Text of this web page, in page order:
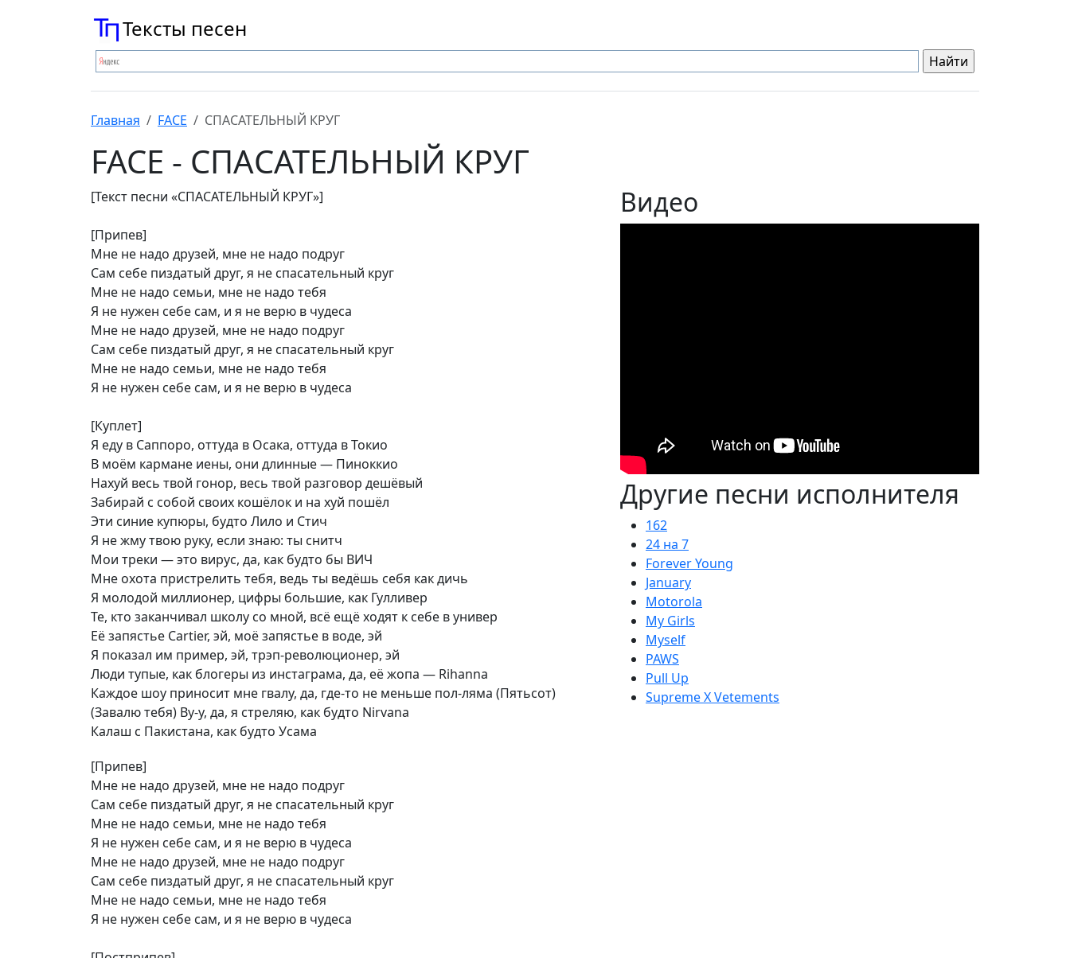
Тексты песен
Главная FACE СПАСАТЕЛЬНЫЙ КРУГ
FACE - СПАСАТЕЛЬНЫЙ КРУГ
[Текст песни «СПАСАТЕЛЬНЫЙ КРУГ»]
[Припев]
Мне не надо друзей, мне не надо подруг
Сам себе пиздатый друг, я не спасательный круг
Мне не надо семьи, мне не надо тебя
Я не нужен себе сам, и я не верю в чудеса
Мне не надо друзей, мне не надо подруг
Сам себе пиздатый друг, я не спасательный круг
Мне не надо семьи, мне не надо тебя
Я не нужен себе сам, и я не верю в чудеса
[Куплет]
Я еду в Саппоро, оттуда в Осака, оттуда в Токио
В моём кармане иены, они длинные — Пиноккио
Нахуй весь твой гонор, весь твой разговор дешёвый
Забирай с собой своих кошёлок и на хуй пошёл
Эти синие купюры, будто Лило и Стич
Я не жму твою руку, если знаю: ты снитч
Мои треки — это вирус, да, как будто бы ВИЧ
Мне охота пристрелить тебя, ведь ты ведёшь себя как дичь
Я молодой миллионер, цифры большие, как Гулливер
Те, кто заканчивал школу со мной, всё ещё ходят к себе в универ
Её запястье Cartier, эй, моё запястье в воде, эй
Я показал им пример, эй, трэп-революционер, эй
Люди тупые, как блогеры из инстаграма, да, её жопа — Rihanna
Каждое шоу приносит мне гвалу, да, где-то не меньше пол-ляма (Пятьсот)
(Завалю тебя) Ву-у, да, я стреляю, как будто Nirvana
Калаш с Пакистана, как будто Усама
[Припев]
Мне не надо друзей, мне не надо подруг
Сам себе пиздатый друг, я не спасательный круг
Мне не надо семьи, мне не надо тебя
Я не нужен себе сам, и я не верю в чудеса
Мне не надо друзей, мне не надо подруг
Сам себе пиздатый друг, я не спасательный круг
Мне не надо семьи, мне не надо тебя
Я не нужен себе сам, и я не верю в чудеса
Видео
Другие песни исполнителя
162
24 на 7
Forever Young
January
Motorola
My Girls
Myself
PAWS
Pull Up
Supreme X Vetements